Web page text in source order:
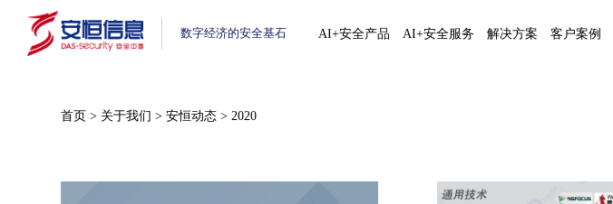
数字经济的安全基石 AI+安全产品 AI+安全服务 解决方案 客户案例
首页 > 关于我们 >安恒动态 >2020